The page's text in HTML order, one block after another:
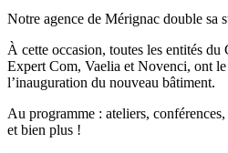
Notre agence de Mérignac double sa
À cette occasion, toutes les entités
Expert Com, Vaelia et Novenci, ont
l’inauguration du nouveau bâtiment.
Au programme : ateliers,
et bien plus !